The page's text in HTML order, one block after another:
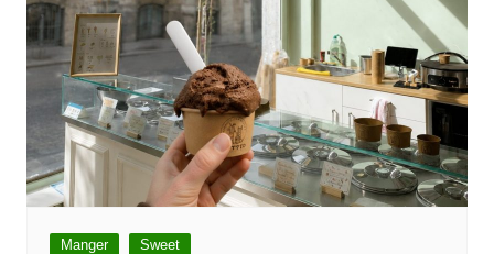
a
t
i
o
n
d
e
Manger Sweet